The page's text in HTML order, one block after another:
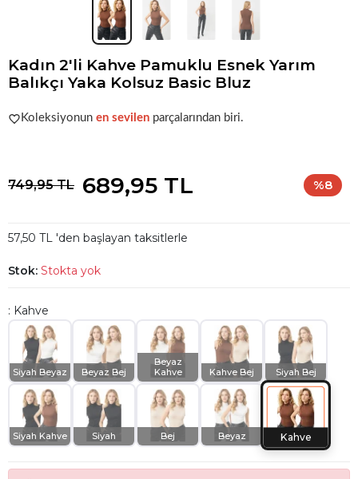
Kadın 2'li Kahve Pamuklu Esnek Yarım
Balıkçı Yaka Kolsuz Basic Bluz
Popüler seçim!Gardırobunuz için harika bir tercih.
Koleksiyonun en sevilen parçalarından biri.
749,95 TL 689,95 TL %8
57,50 TL 'den başlayan taksitlerle
Stok: Stokta yok
: Kahve
Siyah Beyaz Beyaz Bej
Beyaz
Kahve
Kahve Bej Siyah Bej
Siyah Kahve Siyah Bej Beyaz Kahve